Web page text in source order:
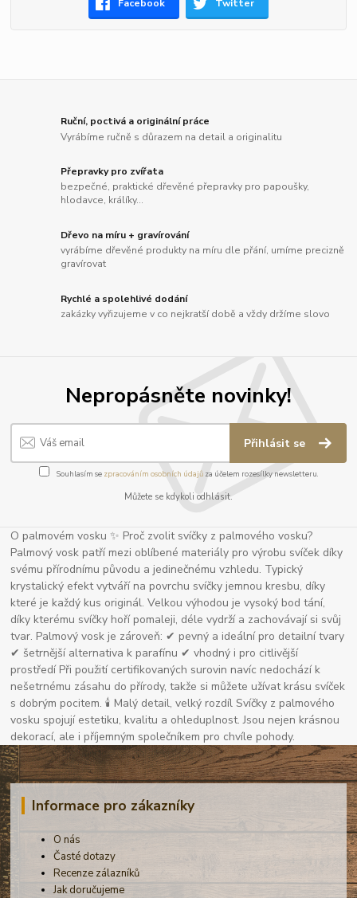
Facebook Twitter
Ruční, poctivá a originální práce
Vyrábíme ručně s důrazem na detail a originalitu
Přepravky pro zvířata
bezpečné, praktické dřevěné přepravky pro papoušky,
hlodavce, králíky...
Dřevo na míru + gravírování
vyrábíme dřevěné produkty na míru dle přání, umíme precizně
gravírovat
Rychlé a spolehlivé dodání
zakázky vyřizujeme v co nejkratší době a vždy držíme slovo
Nepropásněte novinky!
Přihlásit se
Souhlasím se zpracováním osobních údajůza účelem rozesílky newsletteru.
Můžete se kdykoli odhlásit.
O palmovém vosku ✨ Proč zvolit svíčky z palmového vosku?
Palmový vosk patří mezi oblíbené materiály pro výrobu svíček díky
svému přírodnímu původu a jedinečnému vzhledu. Typický
krystalický efekt vytváří na povrchu svíčky jemnou kresbu, díky
které je každý kus originál. Velkou výhodou je vysoký bod tání,
díky kterému svíčky hoří pomaleji, déle vydrží a zachovávají si svůj
tvar. Palmový vosk je zároveň: ✔ pevný a ideální pro detailní tvary
✔ šetrnější alternativa k parafínu ✔ vhodný i pro citlivější
prostředí Při použití certifikovaných surovin navíc nedochází k
nešetrnému zásahu do přírody, takže si můžete užívat krásu svíček
s dobrým pocitem. 🕯 Malý detail, velký rozdíl Svíčky z palmového
vosku spojují estetiku, kvalitu a ohleduplnost. Jsou nejen krásnou
dekorací, ale i příjemným společníkem pro chvíle pohody.
Informace pro zákazníky
O nás
Časté dotazy
Recenze zálazníků
Jak doručujeme